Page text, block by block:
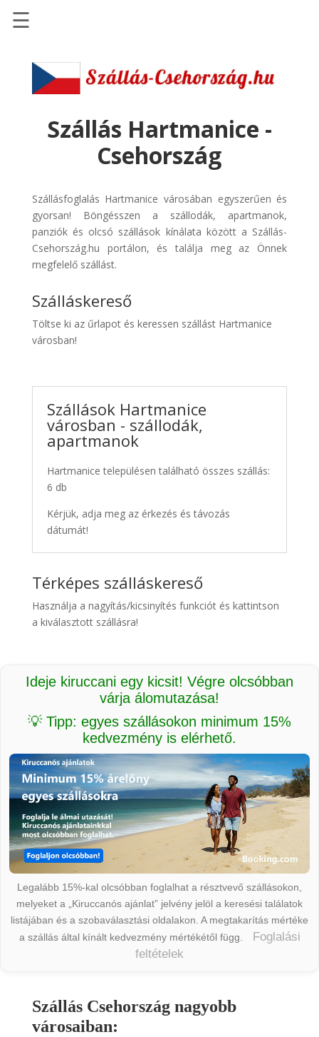
Szállások
Szállásinfo.eu
pénzvisszatérítéssel
Discover
Cars
Transzfer
Kiwi
Taxi
☰
Szállás Hartmanice -
Csehország
Szállásfoglalás Hartmanice városában egyszerűen és
gyorsan! Böngésszen a szállodák, apartmanok,
panziók és olcsó szállások kínálata között a Szállás-
Csehország.hu portálon, és találja meg az Önnek
megfelelő szállást.
Szálláskereső
Töltse ki az űrlapot és keressen szállást Hartmanice
városban!
Szállások Hartmanice
városban - szállodák,
apartmanok
Hartmanice településen található összes szállás:
6 db
Kérjük, adja meg az érkezés és távozás
dátumát!
Térképes szálláskereső
Használja a nagyítás/kicsinyítés funkciót és kattintson
a kiválasztott szállásra!
Ideje kiruccani egy kicsit! Végre olcsóbban
várja álomutazása!
💡 Tipp: egyes szállásokon minimum 15%
kedvezmény is elérhető.
Legalább 15%-kal olcsóbban foglalhat a résztvevő szállásokon,
melyeket a „Kiruccanós ajánlat” jelvény jelöl a keresési találatok
listájában és a szobaválasztási oldalakon. A megtakarítás mértéke
a szállás által kínált kedvezmény mértékétől függ.
Foglalási
feltételek
Szállás Csehország nagyobb
városaiban: